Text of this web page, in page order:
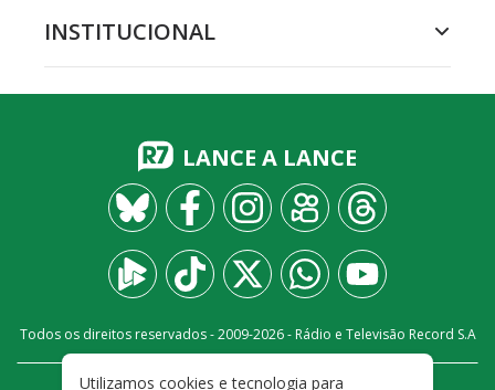
INSTITUCIONAL
LANCE A LANCE
Todos os direitos reservados - 2009-2026- Rádio e Televisão Record S.A
Utilizamos cookies e tecnologia para